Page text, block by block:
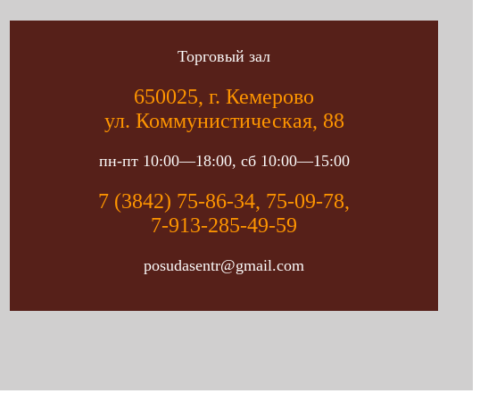
Торговый зал
650025, г. Кемерово
ул. Коммунистическая, 88
пн-пт 10:00—18:00, сб 10:00—15:00
7 (3842) 75-86-34, 75-09-78,
7-913-285-49-59
posudasentr@gmail.com